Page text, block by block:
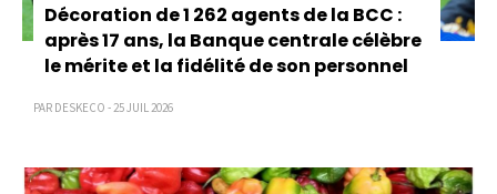
Décoration de 1 262 agents de la BCC :
après 17 ans, la Banque centrale célèbre
le mérite et la fidélité de son personnel
PAR DESKECO - 25 JUIL 2026